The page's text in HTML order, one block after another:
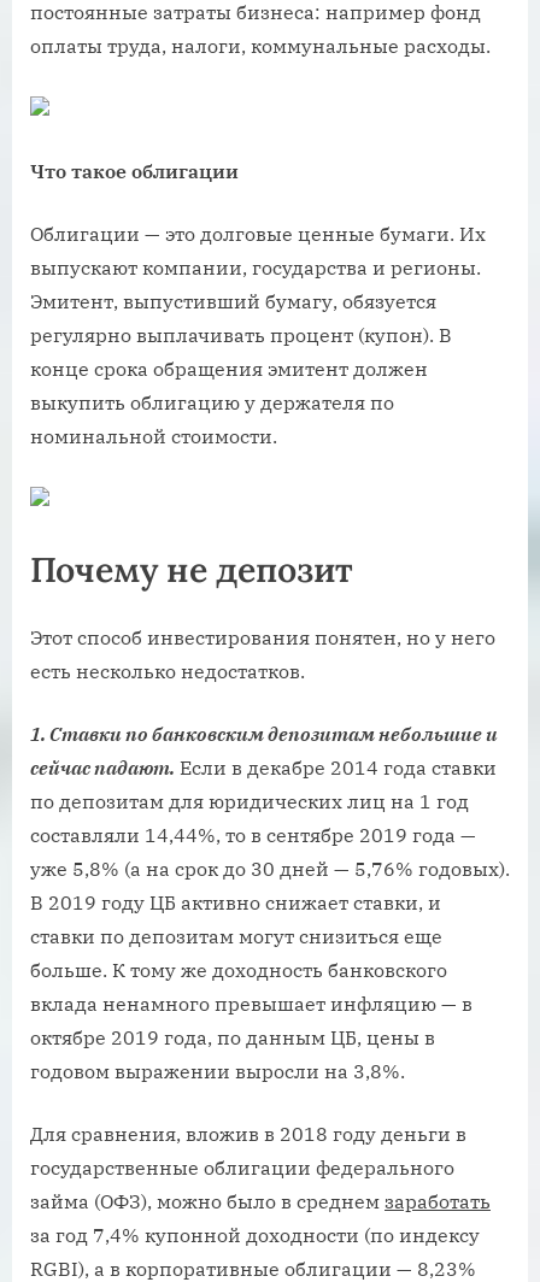
постоянные затраты бизнеса: например фонд
оплаты труда, налоги, коммунальные расходы.
Что такое облигации
Облигации — это долговые ценные бумаги. Их
выпускают компании, государства и регионы.
Эмитент, выпустивший бумагу, обязуется
регулярно выплачивать процент (купон). В
конце срока обращения эмитент должен
выкупить облигацию у держателя по
номинальной стоимости.
Почему не депозит
Этот способ инвестирования понятен, но у него
есть несколько недостатков.
1. Ставки по банковским депозитам небольшие и
сейчас падают. Если в декабре 2014 года ставки
по депозитам для юридических лиц на 1 год
составляли 14,44%, то в сентябре 2019 года —
уже 5,8% (а на срок до 30 дней — 5,76% годовых).
В 2019 году ЦБ активно снижает ставки, и
ставки по депозитам могут снизиться еще
больше. К тому же доходность банковского
вклада ненамного превышает инфляцию — в
октябре 2019 года, по данным ЦБ, цены в
годовом выражении выросли на 3,8%.
Для сравнения, вложив в 2018 году деньги в
государственные облигации федерального
займа (ОФЗ), можно было в среднем заработать
за год 7,4% купонной доходности (по индексу
RGBI), а в корпоративные облигации — 8,23%